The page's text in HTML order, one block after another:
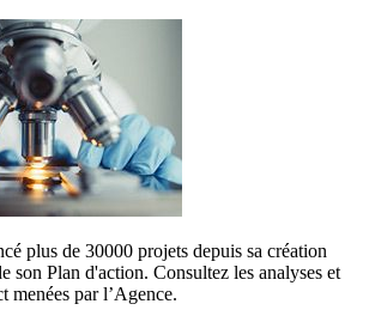
plus de 30000 projets depuis sa création
son Plan d'action. Consultez les analyses et
menées par l’Agence.